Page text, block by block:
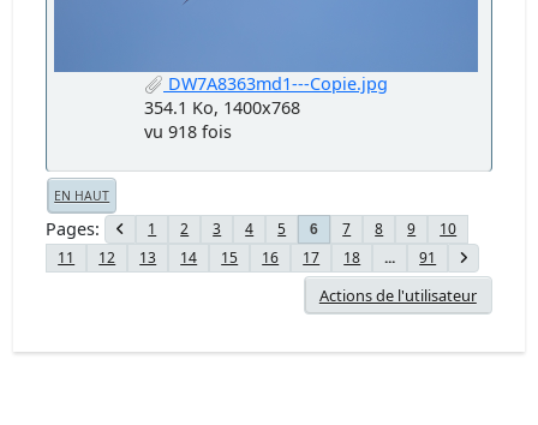
DW7A8363md1---Copie.jpg
354.1 Ko, 1400x768
vu 918 fois
EN HAUT
Pages 1 2 3 4 5 6 7 8 9
10
11
12 13 14 15 16 17 18 ... 91
Actions de l'utilisateur